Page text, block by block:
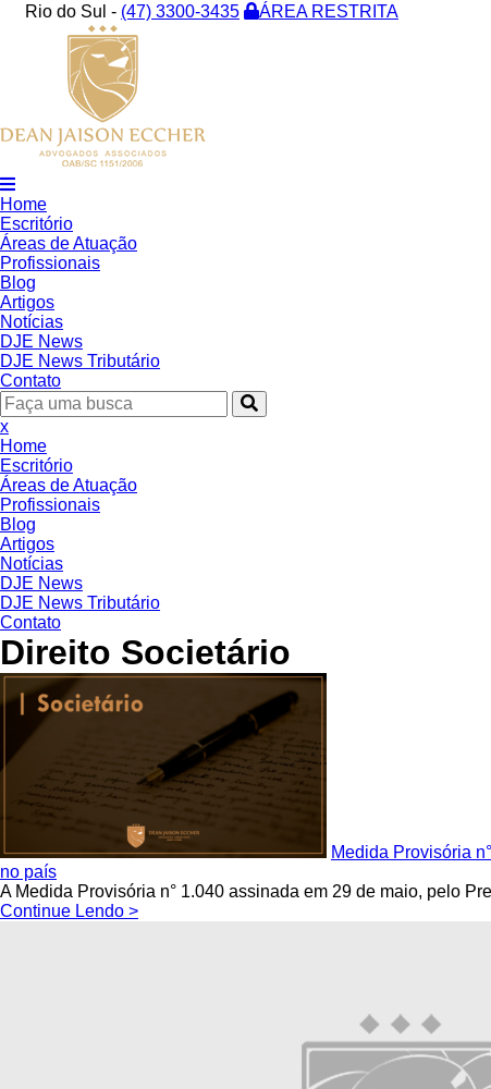
Rio do Sul - (47) 3300-3435 ÁREA RESTRITA
Home
Escritório
Áreas de Atuação
Profissionais
Blog
Artigos
Notícias
DJE News
DJE News Tributário
Contato
x
Home
Escritório
Áreas de Atuação
Profissionais
Blog
Artigos
Notícias
DJE News
DJE News Tributário
Contato
Direito Societário
Medida Provisória
no país
A Medida Provisória n° 1.040 assinada em 29 de maio, pelo
Continue Lendo >